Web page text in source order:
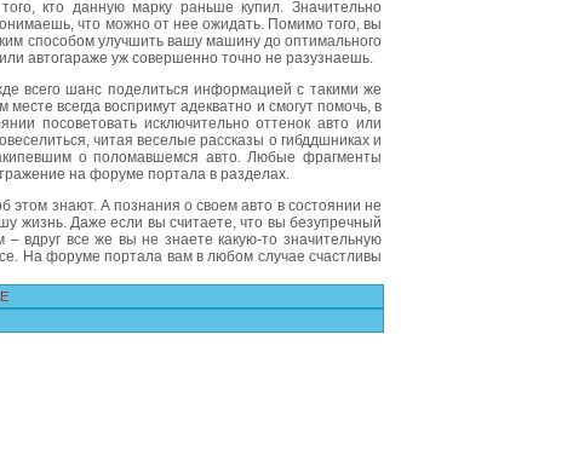
кто данную марку раньше купил. Значительно
что можно от нее ожидать. Помимо того, вы
способом улучшить вашу машину до оптимального
автогараже уж совершенно точно не разузнаешь.
всего шанс поделиться информацией с такими же
всегда воспримут адекватно и смогут помочь, в
посоветовать исключительно оттенок авто или
читая веселые рассказы о гибддшниках и
о поломавшемся авто. Любые фрагменты
на форуме портала в разделах.
знают. А познания о своем авто в состоянии не
жизнь. Даже если вы считаете, что вы безупречный
вдруг все же вы не знаете какую-то значительную
На форуме портала вам в любом случае счастливы
E